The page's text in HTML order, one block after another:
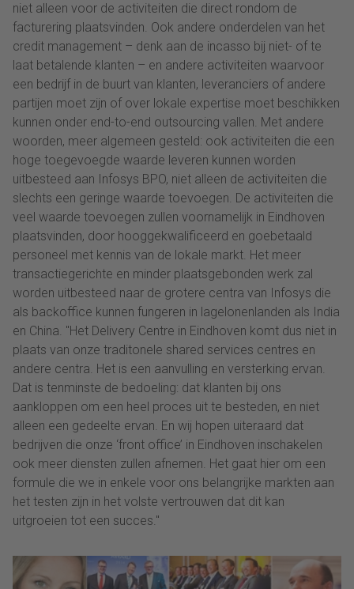
niet alleen voor de activiteiten die direct rondom de
facturering plaatsvinden. Ook andere onderdelen van het
credit management – denk aan de incasso bij niet- of te
laat betalende klanten – en andere activiteiten waarvoor
een bedrijf in de buurt van klanten, leveranciers of andere
partijen moet zijn of over lokale expertise moet beschikken
kunnen onder end-to-end outsourcing vallen. Met andere
woorden, meer algemeen gesteld: ook activiteiten die een
hoge toegevoegde waarde leveren kunnen worden
uitbesteed aan Infosys BPO, niet alleen de activiteiten die
slechts een geringe waarde toevoegen. De activiteiten die
veel waarde toevoegen zullen voornamelijk in Eindhoven
plaatsvinden, door hooggekwalificeerd en goebetaald
personeel met kennis van de lokale markt. Het meer
transactiegerichte en minder plaatsgebonden werk zal
worden uitbesteed naar de grotere centra van Infosys die
als backoffice kunnen fungeren in lagelonenlanden als India
en China. "Het Delivery Centre in Eindhoven komt dus niet in
plaats van onze traditonele shared services centres en
andere centra. Het is een aanvulling en versterking ervan.
Dat is tenminste de bedoeling: dat klanten bij ons
aankloppen om een heel proces uit te besteden, en niet
alleen een gedeelte ervan. En wij hopen uiteraard dat
bedrijven die onze ‘front office’ in Eindhoven inschakelen
ook meer diensten zullen afnemen. Het gaat hier om een
formule die we in enkele voor ons belangrijke markten aan
het testen zijn in het volste vertrouwen dat dit kan
uitgroeien tot een succes."